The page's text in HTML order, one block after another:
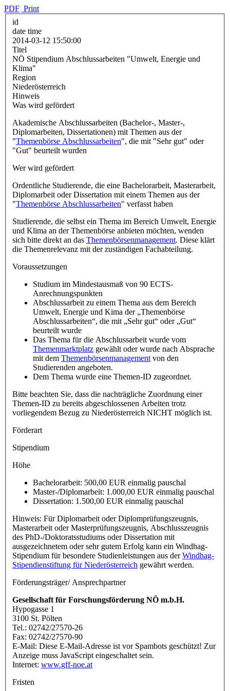
PDF Print
id
date time
2014-03-12 15:50:00
Titel
NÖ Stipendium Abschlussarbeiten "Umwelt, Energie und
Klima"
Region
Niederösterreich
Hinweis
Was wird gefördert
Akademische Abschlussarbeiten (Bachelor-, Master-,
Diplomarbeiten, Dissertationen) mit Themen aus der
"Themenbörse Abschlussarbeiten", die mit "Sehr gut" oder
"Gut" beurteilt wurden
Wer wird gefördert
Ordentliche Studierende, die eine Bachelorarbeit, Masterarbeit,
Diplomarbeit oder Dissertation mit einem Themen aus der
"Themenbörse Abschlussarbeiten" verfasst haben
Studierende, die selbst ein Thema im Bereich Umwelt, Energie
und Klima an der Themenbörse anbieten möchten, wenden
sich bitte direkt an das Themenbörsenmanagement. Diese klärt
die Themenrelevanz mit der zuständigen Fachabteilung.
Voraussetzungen
Studium im Mindestausmaß von 90 ECTS-
Anrechnungspunkten
Abschlussarbeit zu einem Thema aus dem Bereich
Umwelt, Energie und Kima der „Themenbörse
Abschlussarbeiten“, die mit „Sehr gut“ oder „Gut“
beurteilt wurde
Das Thema für die Abschlussarbeit wurde vom
Themenmarktplatz gewählt oder wurde nach Absprache
mit dem Themenbörsenmanagement von den
Studierenden angeboten.
Dem Thema wurde eine Themen-ID zugeordnet.
Bitte beachten Sie, dass die nachträgliche Zuordnung einer
Themen-ID zu bereits abgeschlossenen Arbeiten trotz
vorliegendem Bezug zu Niederösterreich NICHT möglich ist.
Förderart
Stipendium
Höhe
Bachelorarbeit: 500,00 EUR einmalig pauschal
Master-/Diplomarbeit: 1.000,00 EUR einmalig pauschal
Dissertation: 1.500,00 EUR einmalig pauschal
Hinweis: Für Diplomarbeit oder Diplomprüfungszeugnis,
Masterarbeit oder Masterprüfungszeugnis, Abschlusszeugnis
des PhD-/Doktoratsstudiums oder Dissertation mit
ausgezeichnetem oder sehr gutem Erfolg kann ein Windhag-
Stipendium für besondere Studienleistungen aus derWindhag-
Stipendienstiftung für Niederösterreich gewährt werden.
Förderungsträger/ Ansprechpartner
Gesellschaft für Forschungsförderung NÖ m.b.H.
Hypogasse 1
3100 St. Pölten
Tel.: 02742/27570-26
Fax: 02742/27570-90
E-Mail: Diese E-Mail-Adresse ist vor Spambots geschützt! Zur
Anzeige muss JavaScript eingeschaltet sein.
Internet: www.gff-noe.at
Fristen